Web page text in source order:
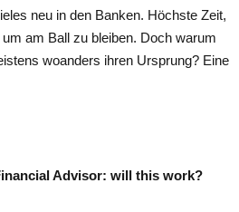
neu in den Banken. Höchste Zeit,
am Ball zu bleiben. Doch warum
woanders ihren Ursprung? Eine
Advisor: will this work?